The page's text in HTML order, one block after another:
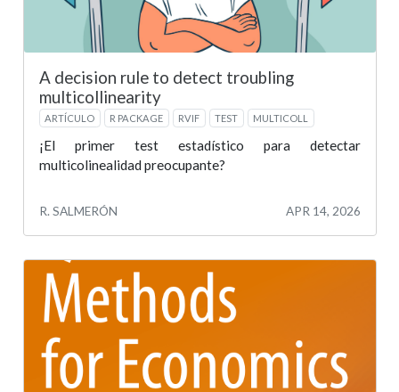
A decision rule to detect troubling
multicollinearity
ARTÍCULO R PACKAGE RVIF TEST MULTICOLL
¡El primer test estadístico para detectar
multicolinealidad preocupante?
R. SALMERÓN APR 14, 2026